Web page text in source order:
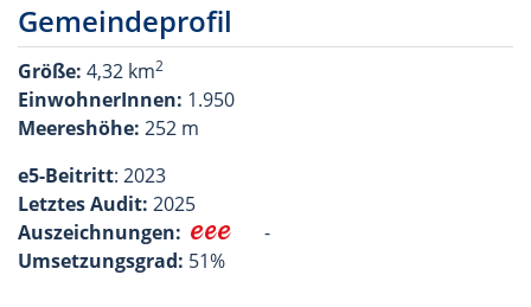
Gemeindeprofil
Größe: 4,32 km2
EinwohnerInnen: 1.950
Meereshöhe: 252 m
e5-Beitritt: 2023
Letztes Audit: 2025
Auszeichnungen:
-
Umsetzungsgrad: 51%